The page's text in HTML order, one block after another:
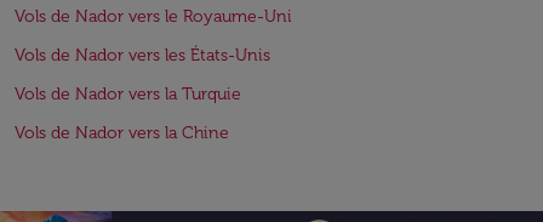
Vols de Nador vers le Royaume-Uni
Vols de Nador vers les États-Unis
Vols de Nador vers la Turquie
Vols de Nador vers la Chine